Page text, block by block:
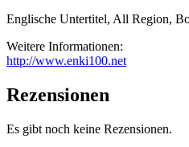
Englische Untertitel, All Region,
Weitere Informationen:
http://www.enki100.net
Rezensionen
Es gibt noch keine Rezensionen.